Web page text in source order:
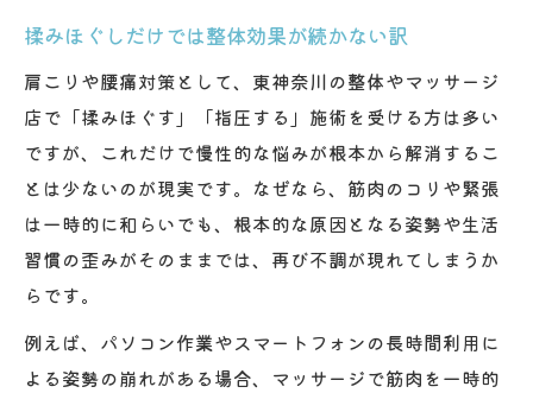
揉みほぐしだけでは整体効果が続かない訳
肩こりや腰痛対策として、東神奈川の整体やマッサージ
店で「揉みほぐす」「指圧する」施術を受ける方は多い
ですが、これだけで慢性的な悩みが根本から解消するこ
とは少ないのが現実です。なぜなら、筋肉のコリや緊張
は一時的に和らいでも、根本的な原因となる姿勢や生活
習慣の歪みがそのままでは、再び不調が現れてしまうか
らです。
例えば、パソコン作業やスマートフォンの長時間利用に
よる姿勢の崩れがある場合、マッサージで筋肉を一時的